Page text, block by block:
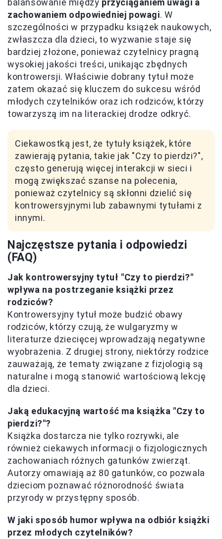
balansowanie między przyciąganiem uwagi a
zachowaniem odpowiedniej powagi. W
szczególności w przypadku książek naukowych,
zwłaszcza dla dzieci, to wyzwanie staje się
bardziej złożone, ponieważ czytelnicy pragną
wysokiej jakości treści, unikając zbędnych
kontrowersji. Właściwie dobrany tytuł może
zatem okazać się kluczem do sukcesu wśród
młodych czytelników oraz ich rodziców, którzy
towarzyszą im na literackiej drodze odkryć.
Ciekawostką jest, że tytuły książek, które
zawierają pytania, takie jak "Czy to pierdzi?",
często generują więcej interakcji w sieci i
mogą zwiększać szanse na polecenia,
ponieważ czytelnicy są skłonni dzielić się
kontrowersyjnymi lub zabawnymi tytułami z
innymi.
Najczęstsze pytania i odpowiedzi
(FAQ)
Jak kontrowersyjny tytuł "Czy to pierdzi?"
wpływa na postrzeganie książki przez
rodziców?
Kontrowersyjny tytuł może budzić obawy
rodziców, którzy czują, że wulgaryzmy w
literaturze dziecięcej wprowadzają negatywne
wyobrażenia. Z drugiej strony, niektórzy rodzice
zauważają, że tematy związane z fizjologią są
naturalne i mogą stanowić wartościową lekcję
dla dzieci.
Jaką edukacyjną wartość ma książka "Czy to
pierdzi?"?
Książka dostarcza nie tylko rozrywki, ale
również ciekawych informacji o fizjologicznych
zachowaniach różnych gatunków zwierząt.
Autorzy omawiają aż 80 gatunków, co pozwala
dzieciom poznawać różnorodność świata
przyrody w przystępny sposób.
W jaki sposób humor wpływa na odbiór książki
przez młodych czytelników?